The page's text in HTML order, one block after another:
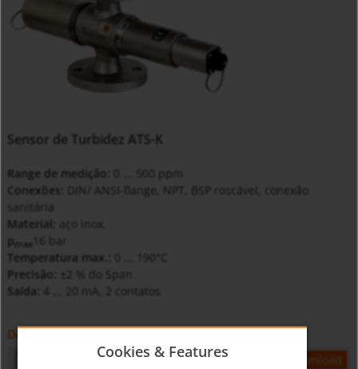
Sensor de Turbidez ATS-K
Range de medição:
Conexões:
DIN/ ANSI-flange, NPT, BSP roscável, conexão
Material:
aço inox.
p
max
Temperatura max.:
Precisão:
±2 % do Span
Saída:
4 ... 20 mA, 2 contatos
Datasheet
ats-k-gb-analysis 319 KB download
Cookies & Features